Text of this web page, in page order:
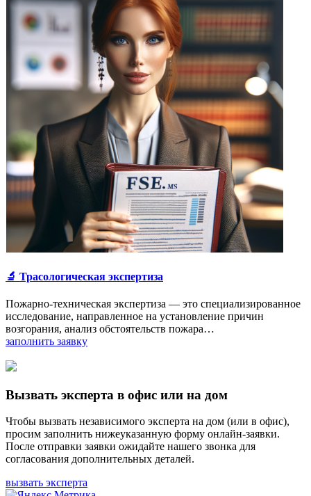
🔬 Трасологическая экспертиза
Пожарно-техническая экспертиза — это специализированное
исследование, направленное на установление причин
возгорания, анализ обстоятельств пожара…
заполнить заявку
Вызвать эксперта в офис или на дом
Чтобы вызвать независимого эксперта на дом (или в офис),
просим заполнить нижеуказанную форму онлайн-заявки.
После отправки заявки ожидайте нашего звонка для
согласования дополнительных деталей.
вызвать эксперта